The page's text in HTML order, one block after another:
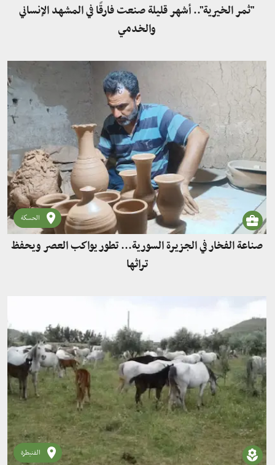
"ثمر الخيرية".. أشهر قليلة صنعت فارقًا في المشهد الإنساني
والخدمي
الحسكة
صناعة الفخار في الجزيرة السورية... تطور يواكب العصر ويحفظ
تراثها
القنيطرة